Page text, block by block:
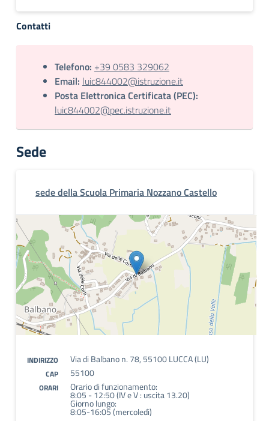
Contatti
Telefono: +39 0583 329062
Email: luic844002@istruzione.it
Posta Elettronica Certificata (PEC):
luic844002@pec.istruzione.it
Sede
sede della Scuola Primaria Nozzano Castello
INDIRIZZO Via di Balbano n. 78, 55100 LUCCA (LU)
CAP 55100
ORARI Orario di funzionamento:
8:05 - 12:50 (IV e V : uscita 13.20)
Giorno lungo:
8:05-16:05 (mercoledì)